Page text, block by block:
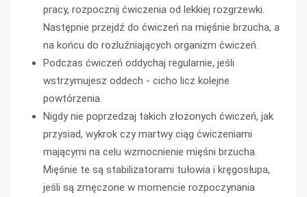
pracy, rozpocznij ćwiczenia od lekkiej rozgrzewki.
Następnie przejdź do ćwiczeń na mięśnie brzucha, a
na końcu do rozluźniających organizm ćwiczeń.
Podczas ćwiczeń oddychaj regularnie, jeśli
wstrzymujesz oddech - cicho licz kolejne
powtórzenia.
Nigdy nie poprzedzaj takich złożonych ćwiczeń, jak
przysiad, wykrok czy martwy ciąg ćwiczeniami
mającymi na celu wzmocnienie mięśni brzucha.
Mięśnie te są stabilizatorami tułowia i kręgosłupa,
jeśli są zmęczone w momencie rozpoczynania